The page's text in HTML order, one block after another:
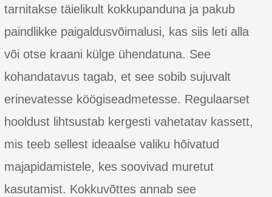
tarnitakse täielikult kokkupanduna ja pakub
paindlikke paigaldusvõimalusi, kas siis leti alla
või otse kraani külge ühendatuna. See
kohandatavus tagab, et see sobib sujuvalt
erinevatesse köögiseadmetesse. Regulaarset
hooldust lihtsustab kergesti vahetatav kassett,
mis teeb sellest ideaalse valiku hõivatud
majapidamistele, kes soovivad muretut
kasutamist. Kokkuvõttes annab see